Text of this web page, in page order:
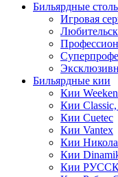
Бильярдные
Игровая
Бильярдные кии
Кии
Кии Classic,
Кии Cuetec
Кии Vantex
Кии
Кии
Кии